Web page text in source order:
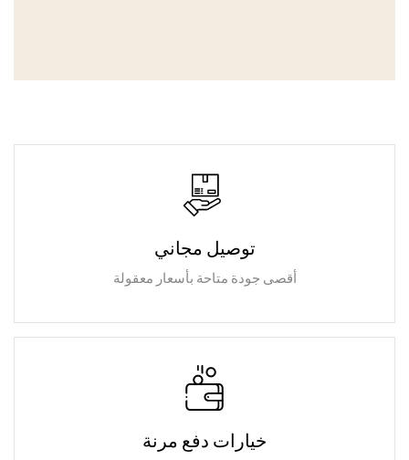
توصيل مجاني
أقصى جودة متاحة بأسعار معقولة
خيارات دفع مرنة